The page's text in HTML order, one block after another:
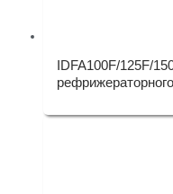
IDFA100F/125F/